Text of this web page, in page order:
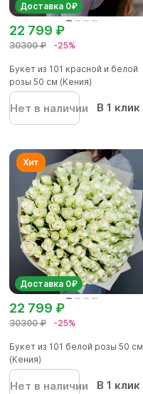
Доставка 0₽
30300 ₽ -25%
22 799 ₽
Букет из 101 красной и белой
розы 50 см (Кения)
Нет в наличии В 1 клик
Доставка 0₽
30300 ₽ -25%
22 799 ₽
Букет из 101 белой розы 50 см
(Кения)
Нет в наличии В 1 клик